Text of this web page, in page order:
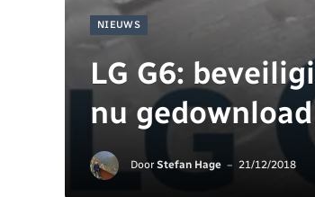
NIEUWS
LG G6:
nu
Door Stefan Hage 21/12/2018